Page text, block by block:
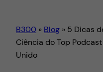
B300 » Blog » 5 Dicas
Ciência do Top
Unido